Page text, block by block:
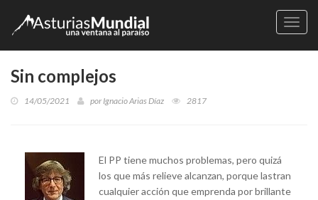
Sin complejos
14/05/2021 por Ignacio Arias Díaz 2817
El PP tiene muchos problemas, pero quizá
los que más relieve alcanzan, porque lastran
cualquier acción que emprenda por brillante